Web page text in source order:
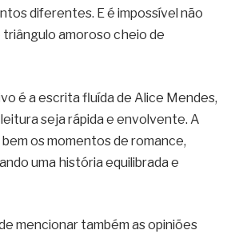
diferentes. E é impossível não
amoroso cheio de
é a escrita fluída de Alice Mendes,
seja rápida e envolvente. A
os momentos de romance,
uma história equilibrada e
mencionar também as opiniões